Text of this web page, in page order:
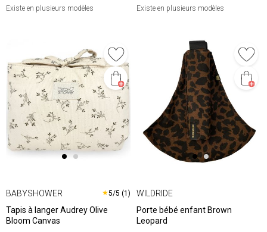
Existe en plusieurs modèles Existe en plusieurs modèles
BABYSHOWER ★5/5 (1)
Tapis à langer Audrey Olive
Bloom Canvas
WILDRIDE
Porte bébé enfant Brown
Leopard